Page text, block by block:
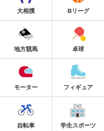
大相撲 Bリーグ
地方競馬 卓球
モーター フィギュア
自転車 学生スポーツ